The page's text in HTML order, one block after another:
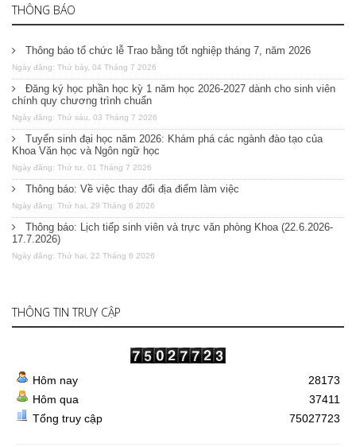
THÔNG BÁO
Thông báo tổ chức lễ Trao bằng tốt nghiệp tháng 7, năm 2026
Ngày đăng: Thứ bảy, 04 Tháng 7 2026
Đăng ký học phần học kỳ 1 năm học 2026-2027 dành cho sinh viên
chính quy chương trình chuẩn
Ngày đăng: Thứ sáu, 03 Tháng 7 2026
Tuyển sinh đại học năm 2026: Khám phá các ngành đào tạo của
Khoa Văn học và Ngôn ngữ học
Ngày đăng: Thứ tư, 01 Tháng 7 2026
Thông báo: Về việc thay đổi địa điểm làm việc
Ngày đăng: Thứ hai, 29 Tháng 6 2026
Thông báo: Lịch tiếp sinh viên và trực văn phòng Khoa (22.6.2026-
17.7.2026)
Ngày đăng: Thứ hai, 22 Tháng 6 2026
THÔNG TIN TRUY CẬP
Hôm nay
Hôm qua
Tổng truy cập
28173
37411
75027723